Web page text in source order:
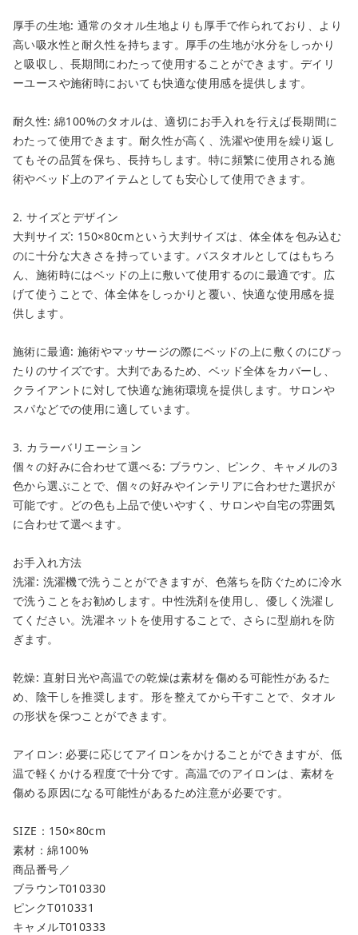
お買い物を続ける
厚手の生地: 通常のタオル生地よりも厚手で作られており、より
高い吸水性と耐久性を持ちます。厚手の生地が水分をしっかり
と吸収し、長期間にわたって使用することができます。デイリ
ーユースや施術時においても快適な使用感を提供します。
耐久性: 綿100%のタオルは、適切にお手入れを行えば長期間に
わたって使用できます。耐久性が高く、洗濯や使用を繰り返し
てもその品質を保ち、長持ちします。特に頻繁に使用される施
術やベッド上のアイテムとしても安心して使用できます。
2. サイズとデザイン
大判サイズ: 150×80cmという大判サイズは、体全体を包み込む
のに十分な大きさを持っています。バスタオルとしてはもちろ
ん、施術時にはベッドの上に敷いて使用するのに最適です。広
げて使うことで、体全体をしっかりと覆い、快適な使用感を提
供します。
施術に最適: 施術やマッサージの際にベッドの上に敷くのにぴっ
たりのサイズです。大判であるため、ベッド全体をカバーし、
クライアントに対して快適な施術環境を提供します。サロンや
スパなどでの使用に適しています。
3. カラーバリエーション
個々の好みに合わせて選べる: ブラウン、ピンク、キャメルの3
色から選ぶことで、個々の好みやインテリアに合わせた選択が
可能です。どの色も上品で使いやすく、サロンや自宅の雰囲気
に合わせて選べます。
お手入れ方法
洗濯: 洗濯機で洗うことができますが、色落ちを防ぐために冷水
で洗うことをお勧めします。中性洗剤を使用し、優しく洗濯し
てください。洗濯ネットを使用することで、さらに型崩れを防
ぎます。
乾燥: 直射日光や高温での乾燥は素材を傷める可能性があるた
め、陰干しを推奨します。形を整えてから干すことで、タオル
の形状を保つことができます。
アイロン: 必要に応じてアイロンをかけることができますが、低
温で軽くかける程度で十分です。高温でのアイロンは、素材を
傷める原因になる可能性があるため注意が必要です。
SIZE：150×80cm
素材：綿100%
商品番号／
ブラウンT010330
ピンクT010331
キャメルT010333